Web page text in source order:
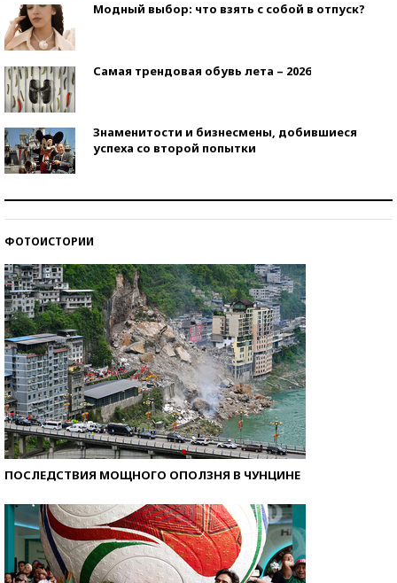
Модный выбор: что взять с собой в отпуск?
Самая трендовая обувь лета – 2026
Знаменитости и бизнесмены, добившиеся
успеха со второй попытки
ФОТОИСТОРИИ
ПОСЛЕДСТВИЯ МОЩНОГО ОПОЛЗНЯ В ЧУНЦИНЕ